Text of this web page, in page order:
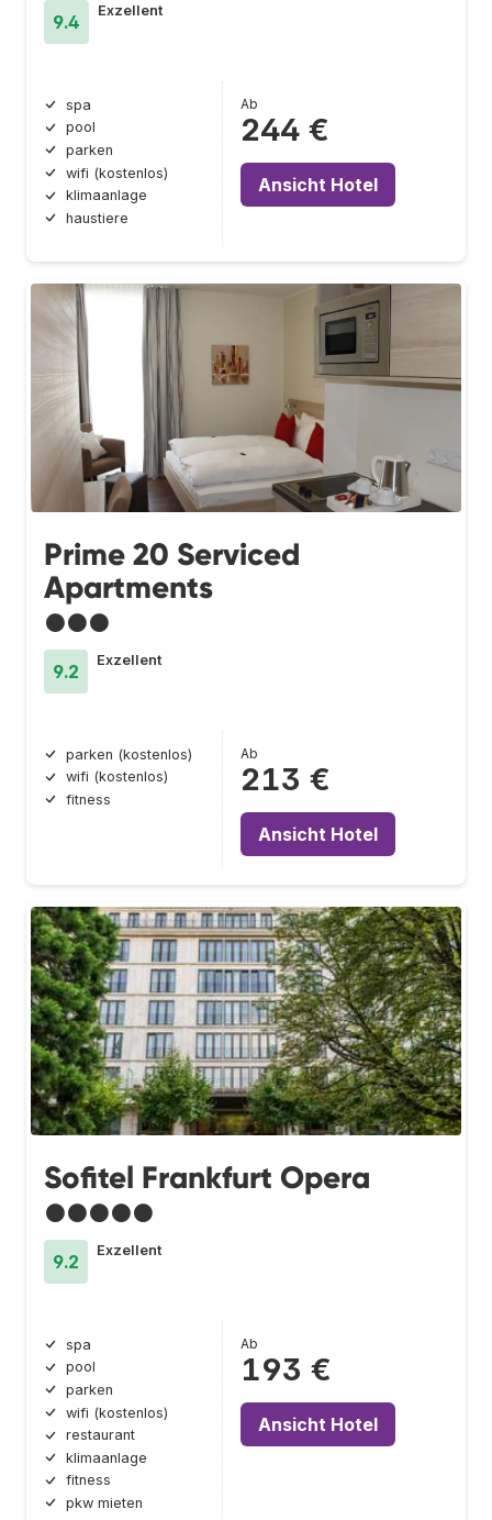
9.4
Exzellent
spa
pool
parken
wifi (kostenlos)
klimaanlage
haustiere
Ab
244 €
Ansicht Hotel
Prime 20 Serviced
Apartments
●●●
9.2
Exzellent
parken (kostenlos)
wifi (kostenlos)
fitness
Ab
213 €
Ansicht Hotel
Sofitel Frankfurt Opera
●●●●●
9.2
Exzellent
spa
pool
parken
wifi (kostenlos)
restaurant
klimaanlage
fitness
pkw mieten
Ab
193 €
Ansicht Hotel